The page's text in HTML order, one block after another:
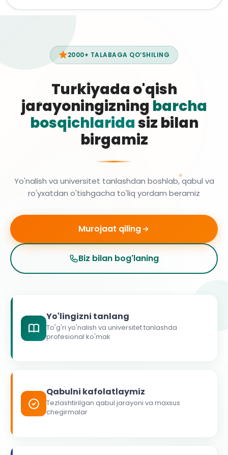
2000+ TALABAGA QO‘SHILING
Turkiyada o'qish
jarayoningizning barcha
bosqichlaridasiz bilan
birgamiz
Yo'nalish va universitet tanlashdan boshlab, qabul va
ro'yxatdan o'tishgacha to'liq yordam beramiz
Murojaat qiling
Biz bilan bog'laning
Yo'lingizni tanlang
To'g'ri yo'nalish va universitet tanlashda
profesional ko'mak
Qabulni kafolatlaymiz
Tezlashtirilgan qabul jarayoni va maxsus
chegirmalar